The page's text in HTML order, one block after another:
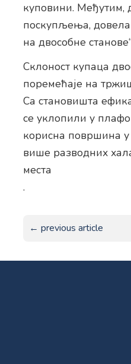
куповини. Међутим,
поскупљења,
на двособне
Склоност купаца
поремећаје на
Са становишта
се уклопили у
корисна површина у
више разводних
места
.
← previous article